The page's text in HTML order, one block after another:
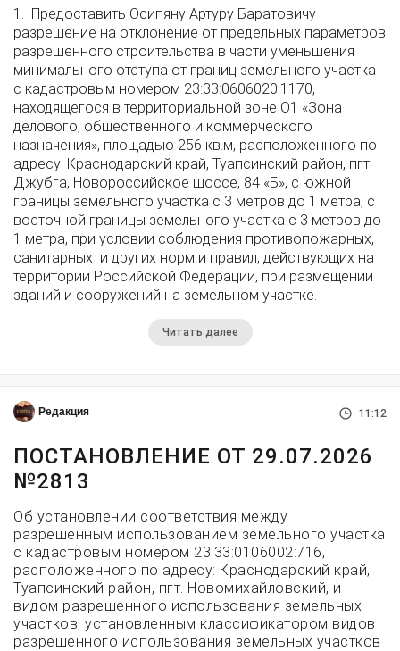
1. Предоставить Осипяну Артуру Баратовичу
разрешение на отклонение от предельных параметров
разрешенного строительства в части уменьшения
минимального отступа от границ земельного участка
с кадастровым номером 23:33:0606020:1170,
находящегося в территориальной зоне О1 «Зона
делового, общественного и коммерческого
назначения», площадью 256 кв.м, расположенного по
адресу: Краснодарский край, Туапсинский район, пгт.
Джубга, Новороссийское шоссе, 84 «Б», с южной
границы земельного участка с 3 метров до 1 метра, с
восточной границы земельного участка с 3 метров до
1 метра, при условии соблюдения противопожарных,
санитарных и других норм и правил, действующих на
территории Российской Федерации, при размещении
зданий и сооружений на земельном участке.
Читать далее
Редакция 11:12
ПОСТАНОВЛЕНИЕ ОТ 29.07.2026
№2813
Об установлении соответствия между
разрешенным использованием земельного участка
с кадастровым номером 23:33:0106002:716,
расположенного по адресу: Краснодарский край,
Туапсинский район, пгт. Новомихайловский, и
видом разрешенного использования земельных
участков, установленным классификатором видов
разрешенного использования земельных участков